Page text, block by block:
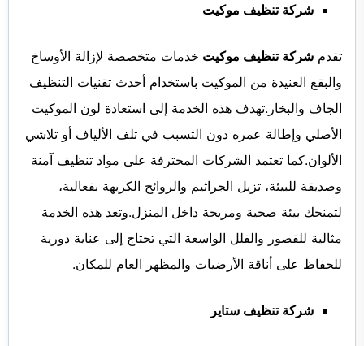
شركة تنظيف موكيت
تقدم شركة تنظيف موكيت خدمات متخصصة لإزالة الأوساخ
والبقع العنيدة من الموكيت باستخدام أحدث تقنيات التنظيف
الجاف والبخار.تهدف هذه الخدمة إلى استعادة لون الموكيت
الأصلي وإطالة عمره دون التسبب في تلف الألياف أو تلاشي
الألوان.كما تعتمد الشركات المحترفة على مواد تنظيف آمنة
وصديقة للبيئة، تزيل الجراثيم والروائح الكريهة بفعالية،
لتمنحك بيئة صحية ومريحة داخل المنزل.وتعد هذه الخدمة
مثالية للقصور والفلل الواسعة التي تحتاج إلى عناية دورية
للحفاظ على أناقة الأرضيات والمظهر العام للمكان.
شركة تنظيف ستاير